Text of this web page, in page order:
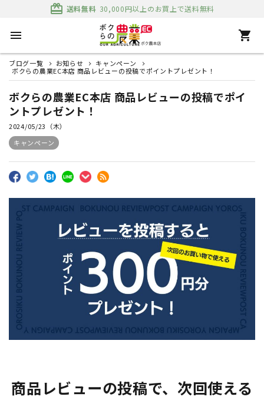
card_giftcard 送料無料 30,000円以上のお買上で送料無料
menu shopping_cart
ブログ一覧 お知らせ
キャンペーン
ボクらの農業EC本店 商品レビューの投稿でポイントプレゼント！
ボクらの農業EC本店 商品レビューの投稿でポイ
ントプレゼント！
2024/05/23（木）
キャンペーン
商品レビューの投稿で、次回使える